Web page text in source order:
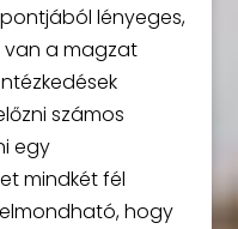
lényeges,
van a magzat
számos
egy
mindkét fél
hogy